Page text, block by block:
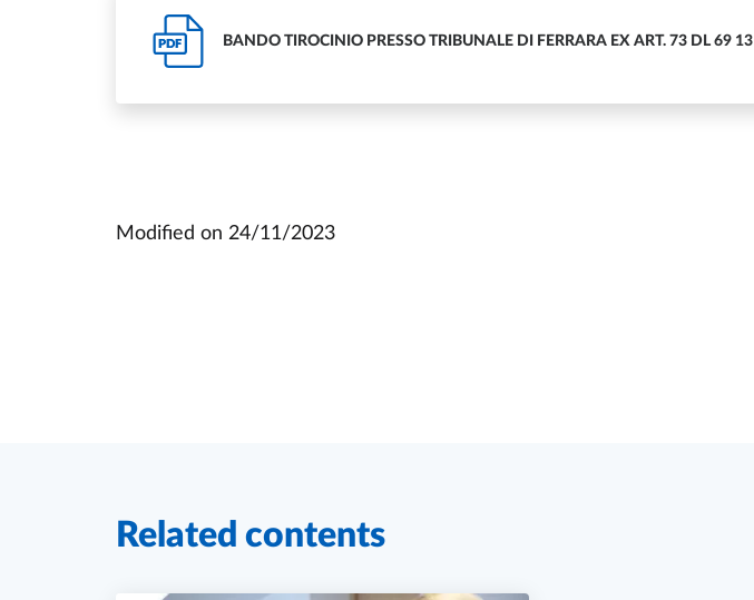
PDF BANDO TIROCINIO PRESSO TRIBUNALE DI FERRARA EX ART. 73 DL 69 13
Modified on24/11/2023
Related contents